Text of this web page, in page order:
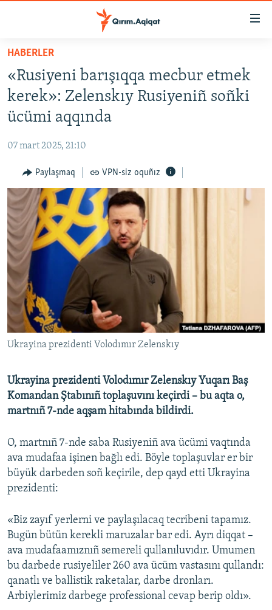
Esas
qaytmaq
Baş
navigatsiyağa
qaytmaq
Qıdıruvğa
SİYASET
İQTİSADİYAT
MEDENİYET
İNSAN AQLARI
VİDEO
SÜRET
BLOGLAR
FİKİR
Русский
Українською
QOŞULIÑIZ!
RFE/RS bütün saytları
HABERLER
«Rusiyeni barışıqqa mecbur etmek
kerek»: Zelenskıy Rusiyeniñ soñki
ücümi aqqında
07 mart 2025, 21:10
Paylaşmaq VPN-siz oquñız
Ukrayina prezidenti Volodımır Zelenskıy
Ukrayina prezidenti Volodımır Zelenskıy Yuqarı Baş
Komandan Ştabınıñ toplaşuvını keçirdi – bu aqta o,
martnıñ 7-nde aqşam hitabında bildirdi.
O, martnıñ 7-nde saba Rusiyeniñ ava ücümi vaqtında
ava mudafaa işinen bağlı edi. Böyle toplaşuvlar er bir
büyük darbeden soñ keçirile, dep qayd etti Ukrayina
prezidenti:
«Biz zayıf yerlerni ve paylaşılacaq tecribeni tapamız.
Bugün bütün kerekli maruzalar bar edi. Ayrı diqqat –
ava mudafaamıznıñ semereli qullanıluvıdır. Umumen
bu darbede rusiyeliler 260 ava ücüm vastasını qullandı:
qanatlı ve ballistik raketalar, darbe dronları.
Arbiylerimiz darbege professional cevap berip oldı».